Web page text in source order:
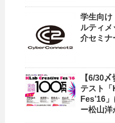
学生向け
ルティメ
介セミナ
【6/30
テスト
Fes’16
ー松山洋